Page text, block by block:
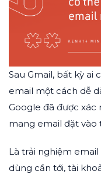
Sau Gmail, bất kỳ ai
email một cách dễ
Google đã được xác
mang email đặt vào
Là trải nghiệm
dùng cần tới, tài